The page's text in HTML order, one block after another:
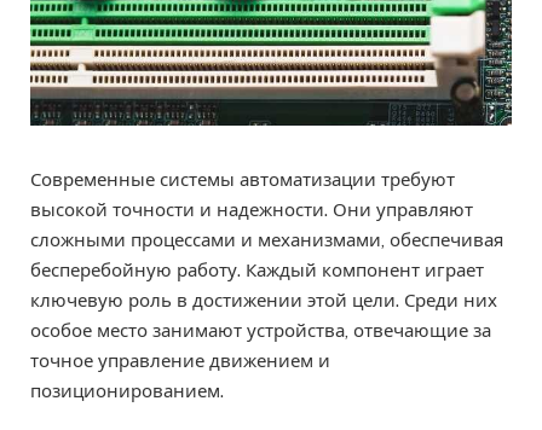
Современные системы автоматизации требуют
высокой точности и надежности. Они управляют
сложными процессами и механизмами, обеспечивая
бесперебойную работу. Каждый компонент играет
ключевую роль в достижении этой цели. Среди них
особое место занимают устройства, отвечающие за
точное управление движением и
позиционированием.